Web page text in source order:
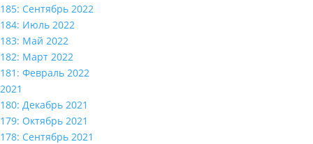
185: Сентябрь 2022
184: Июль 2022
183: Май 2022
182: Март 2022
181: Февраль 2022
2021
180: Декабрь 2021
179: Октябрь 2021
178: Сентябрь 2021